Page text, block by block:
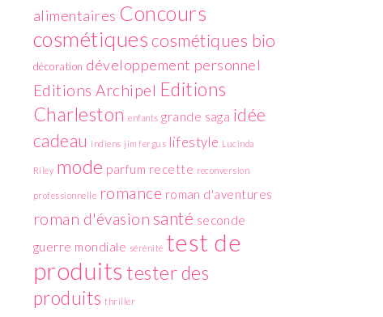
alimentaires Concours
cosmétiques cosmétiques bio
décoration développement personnel
Editions Archipel Editions
Charleston enfants grande saga idée
cadeau indiens jim fergus lifestyle Lucinda
Riley mode parfum recette reconversion
professionnelle romance roman d'aventures
roman d'évasion santé seconde
guerre mondiale sérénité test de
produits tester des
produits thriller